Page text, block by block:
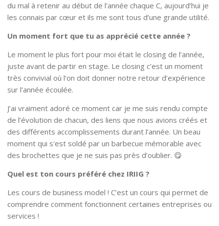
du mal à retenir au début de l’année chaque C, aujourd’hui je
les connais par cœur et ils me sont tous d’une grande utilité.
Un moment fort que tu as apprécié cette année ?
Le moment le plus fort pour moi était le closing de l’année,
juste avant de partir en stage. Le closing c’est un moment
très convivial où l’on doit donner notre retour d’expérience
sur l’année écoulée.
J’ai vraiment adoré ce moment car je me suis rendu compte
de l’évolution de chacun, des liens que nous avions créés et
des différents accomplissements durant l’année. Un beau
moment qui s'est soldé par un barbecue mémorable avec
des brochettes que je ne suis pas près d’oublier. 😋
Quel est ton cours préféré chez IRIIG ?
Les cours de business model ! C’est un cours qui permet de
comprendre comment fonctionnent certaines entreprises ou
services !